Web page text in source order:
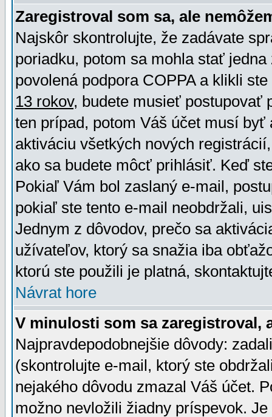
Zaregistroval som sa, ale
Najskôr skontrolujte, že zadávate
poriadku, potom sa mohla stať
povolená podpora COPPA a klikli
13 rokov, budete musieť postupovať
ten prípad, potom Váš účet musí
aktiváciu všetkých nových
ako sa budete môcť prihlásiť. Keď
Pokiaľ Vám bol zaslaný e-mail,
pokiaľ ste tento e-mail neobdržali,
Jednym z dôvodov, prečo sa
užívateľov, ktorý sa snažia iba
ktorú ste použili je platná,
Návrat hore
V minulosti som sa zaregistroval,
Najpravdepodobnejšie dôvody:
(skontrolujte e-mail, ktorý ste
nejakého dôvodu zmazal Váš účet.
možno nevložili žiadny príspevok.